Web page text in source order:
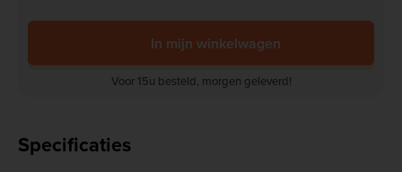
In mijn winkelwagen
Voor 15u besteld, morgen geleverd!
Specificaties